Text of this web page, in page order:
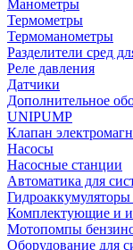
Манометры
Термометры
Термоманометры
Разделители сред
Реле давления
Датчики
Дополнительное
UNIPUMP
Клапан
Насосы
Насосные станции
Автоматика для
Комплектующие и
Мотопомпы
Оборудование для